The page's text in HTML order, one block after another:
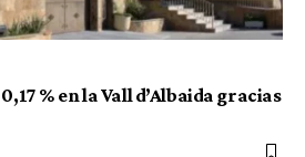
% en la Vall d’Albaida gracias